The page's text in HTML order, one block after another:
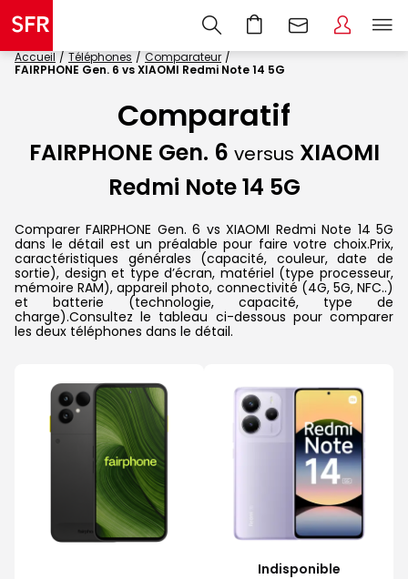
Accueil Téléphones
Comparateur
FAIRPHONE Gen. 6 vs XIAOMI Redmi Note 14 5G
Comparatif
FAIRPHONE Gen. 6 versus XIAOMI
Redmi Note 14 5G
Comparer FAIRPHONE Gen. 6 vs XIAOMI Redmi Note 14 5G
dans le détail est un préalable pour faire votre choix.Prix,
caractéristiques générales (capacité, couleur, date de
sortie), design et type d’écran, matériel (type processeur,
mémoire RAM), appareil photo, connectivité (4G, 5G, NFC..)
et batterie (technologie, capacité, type de
charge).Consultez le tableau ci-dessous pour comparer
les deux téléphones dans le détail.
Indisponible